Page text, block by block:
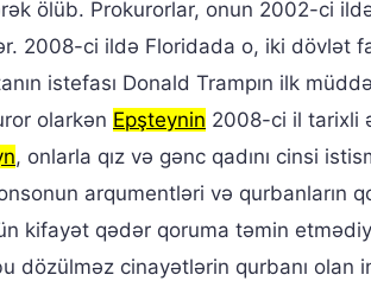
ölüb. Prokurorlar, onun 2002-ci
2008-ci ildə Floridada o, iki dövlət
istefası Donald Trampın ilk
olarkən Epşteynin 2008-ci il tarixli
, onlarla qız və gənc qadını cinsi
arqumentləri və qurbanların
kifayət qədər qoruma təmin
dözülməz cinayətlərin qurbanı olan